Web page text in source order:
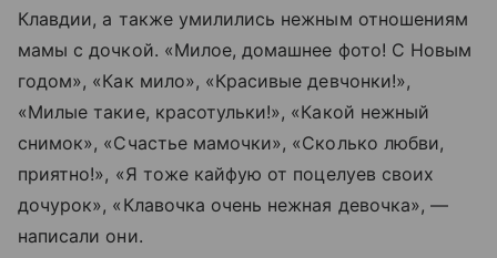
Клавдии, а также умилились нежным отношениям
мамы с дочкой. «Милое, домашнее фото! С Новым
годом», «Как мило», «Красивые девчонки!»,
«Милые такие, красотульки!», «Какой нежный
снимок», «Счастье мамочки», «Сколько любви,
приятно!», «Я тоже кайфую от поцелуев своих
дочурок», «Клавочка очень нежная девочка», —
написали они.